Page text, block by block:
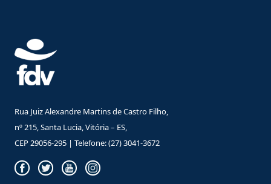
Rua Juiz Alexandre Martins de Castro Filho,
nº 215, Santa Lucia, Vitória – ES,
CEP 29056-295 | Telefone: (27) 3041-3672